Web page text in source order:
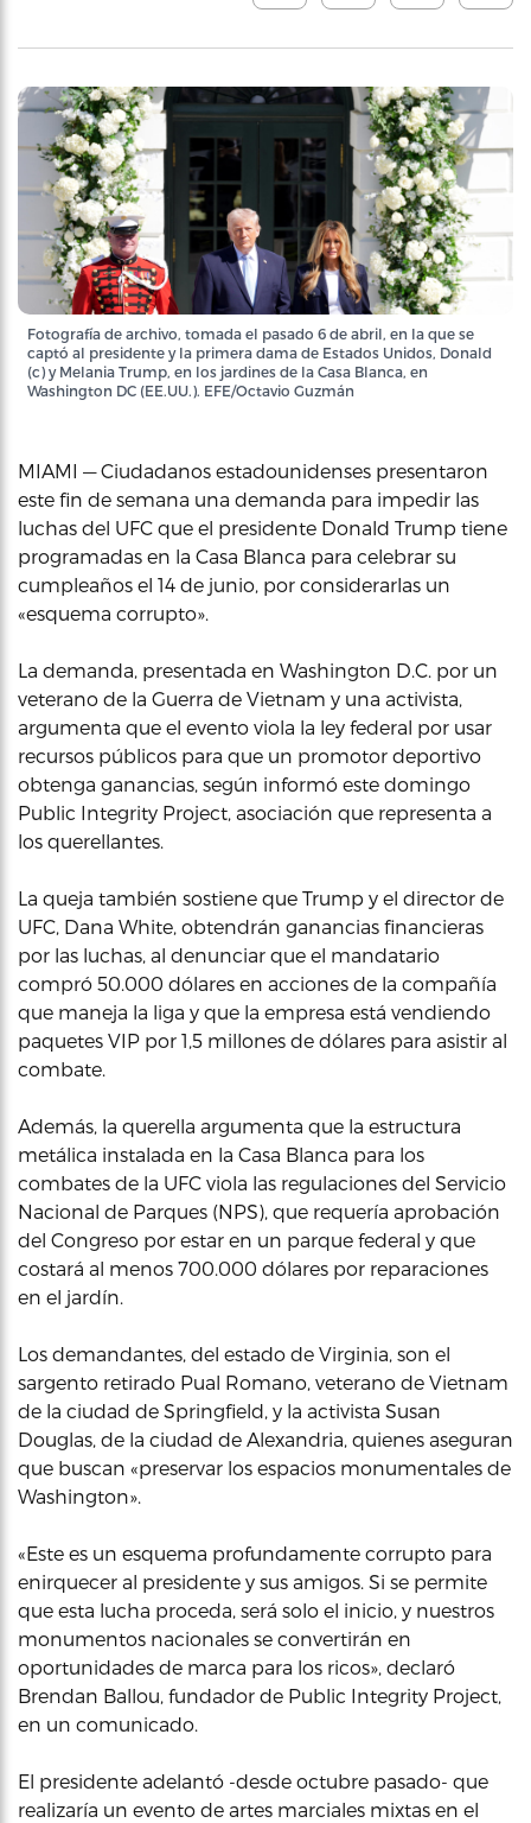
Fotografía de archivo, tomada el pasado 6 de abril, en la que se
captó al presidente y la primera dama de Estados Unidos, Donald
(c) y Melania Trump, en los jardines de la Casa Blanca, en
Washington DC (EE.UU.). EFE/Octavio Guzmán
MIAMI — Ciudadanos estadounidenses presentaron
este fin de semana una demanda para impedir las
luchas del UFC que el presidente Donald Trump tiene
programadas en la Casa Blanca para celebrar su
cumpleaños el 14 de junio, por considerarlas un
«esquema corrupto».
La demanda, presentada en Washington D.C. por un
veterano de la Guerra de Vietnam y una activista,
argumenta que el evento viola la ley federal por usar
recursos públicos para que un promotor deportivo
obtenga ganancias, según informó este domingo
Public Integrity Project, asociación que representa a
los querellantes.
La queja también sostiene que Trump y el director de
UFC, Dana White, obtendrán ganancias financieras
por las luchas, al denunciar que el mandatario
compró 50.000 dólares en acciones de la compañía
que maneja la liga y que la empresa está vendiendo
paquetes VIP por 1,5 millones de dólares para asistir al
combate.
Además, la querella argumenta que la estructura
metálica instalada en la Casa Blanca para los
combates de la UFC viola las regulaciones del Servicio
Nacional de Parques (NPS), que requería aprobación
del Congreso por estar en un parque federal y que
costará al menos 700.000 dólares por reparaciones
en el jardín.
Los demandantes, del estado de Virginia, son el
sargento retirado Pual Romano, veterano de Vietnam
de la ciudad de Springfield, y la activista Susan
Douglas, de la ciudad de Alexandria, quienes aseguran
que buscan «preservar los espacios monumentales de
Washington».
«Este es un esquema profundamente corrupto para
enirquecer al presidente y sus amigos. Si se permite
que esta lucha proceda, será solo el inicio, y nuestros
monumentos nacionales se convertirán en
oportunidades de marca para los ricos», declaró
Brendan Ballou, fundador de Public Integrity Project,
en un comunicado.
El presidente adelantó -desde octubre pasado- que
realizaría un evento de artes marciales mixtas en el